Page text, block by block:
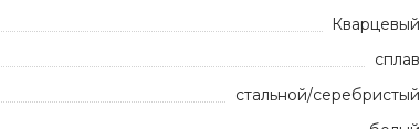
Кварцевый
сплав
стальной/серебристый